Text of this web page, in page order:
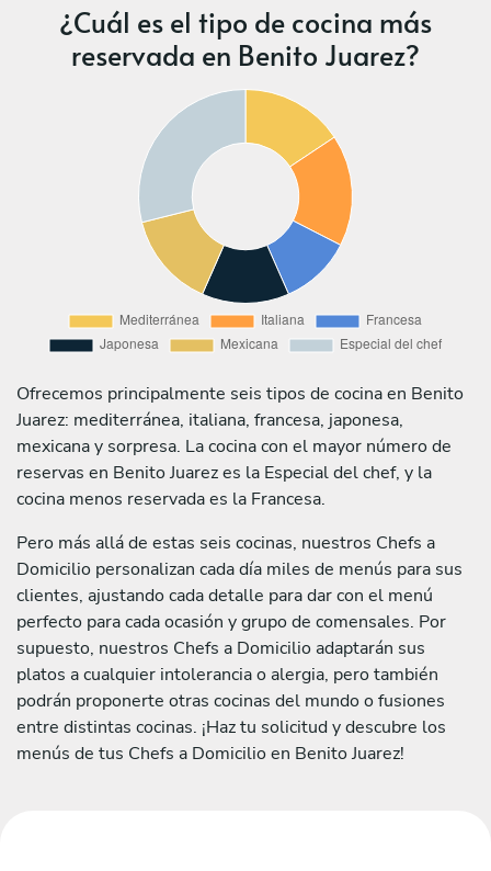
¿Cuál es el tipo de cocina más
reservada en Benito Juarez?
Ofrecemos principalmente seis tipos de cocina en Benito
Juarez: mediterránea, italiana, francesa, japonesa,
mexicana y sorpresa. La cocina con el mayor número de
reservas en Benito Juarez es la Especial del chef, y la
cocina menos reservada es la Francesa.
Pero más allá de estas seis cocinas, nuestros Chefs a
Domicilio personalizan cada día miles de menús para sus
clientes, ajustando cada detalle para dar con el menú
perfecto para cada ocasión y grupo de comensales. Por
supuesto, nuestros Chefs a Domicilio adaptarán sus
platos a cualquier intolerancia o alergia, pero también
podrán proponerte otras cocinas del mundo o fusiones
entre distintas cocinas. ¡Haz tu solicitud y descubre los
menús de tus Chefs a Domicilio en Benito Juarez!